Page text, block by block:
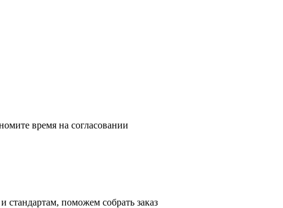
время на согласовании
поможем собрать заказ